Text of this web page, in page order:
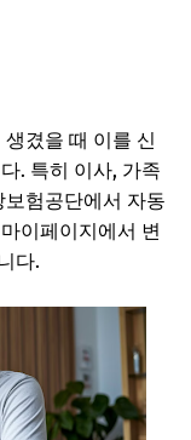
겼을 때 이를 신
. 특히 이사, 가족
험공단에서 자동
이페이지에서 변
다.